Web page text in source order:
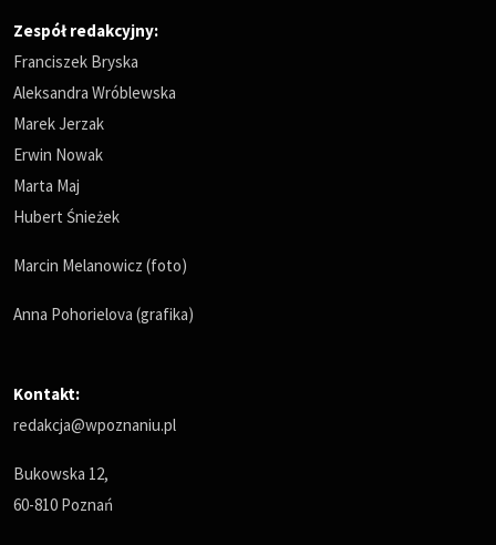
Zespół redakcyjny:
Franciszek Bryska
Aleksandra Wróblewska
Marek Jerzak
Erwin Nowak
Marta Maj
Hubert Śnieżek
Marcin Melanowicz (foto)
Anna Pohorielova (grafika)
Kontakt:
redakcja@wpoznaniu.pl
Bukowska 12,
60-810 Poznań